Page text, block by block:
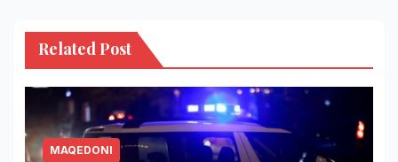
Related Post
MAQEDONI